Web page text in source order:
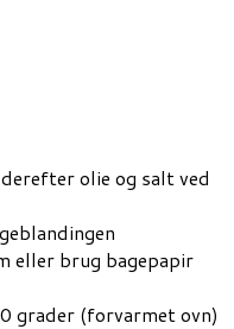
olie og salt ved
eller brug bagepapir
grader (forvarmet ovn)